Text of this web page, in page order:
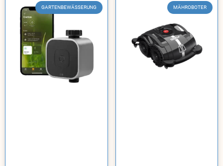
GARTENBEWÄSSERUNG MÄHROBOTER